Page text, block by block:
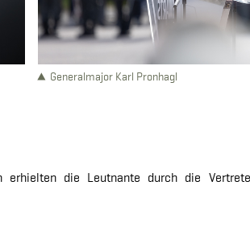
Generalmajor Karl Pronhagl
die Leutnante durch die